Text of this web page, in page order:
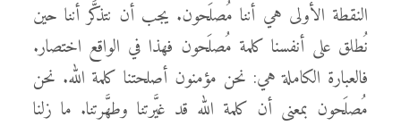
النقطة الأولى هي أننا مُصلَحون. يجب أن نتذكَّر أننا حين
نُطلق على أنفسنا كلمة مُصلَحون فهذا في الواقع اختصار.
فالعبارة الكاملة هي: نحن مؤمنون أصلحتنا كلمة الله. نحن
مُصلَحون بمعنى أن كلمة الله قد غيَّرتنا وطهَّرتنا. ما زلنا